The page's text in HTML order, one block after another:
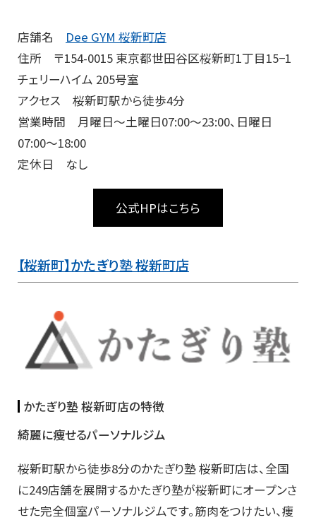
店舗名 Dee GYM 桜新町店
住所 〒154-0015 東京都世田谷区桜新町1丁目15−1
チェリーハイム 205号室
アクセス 桜新町駅から徒歩4分
営業時間 月曜日～土曜日07:00〜23:00、日曜日
07:00～18:00
定休日 なし
公式HPはこちら
【桜新町】かたぎり塾 桜新町店
かたぎり塾 桜新町店の特徴
綺麗に痩せるパーソナルジム
桜新町駅から徒歩8分のかたぎり塾 桜新町店は、全国
に249店舗を展開するかたぎり塾が桜新町にオープンさ
せた完全個室パーソナルジムです。筋肉をつけたい、痩